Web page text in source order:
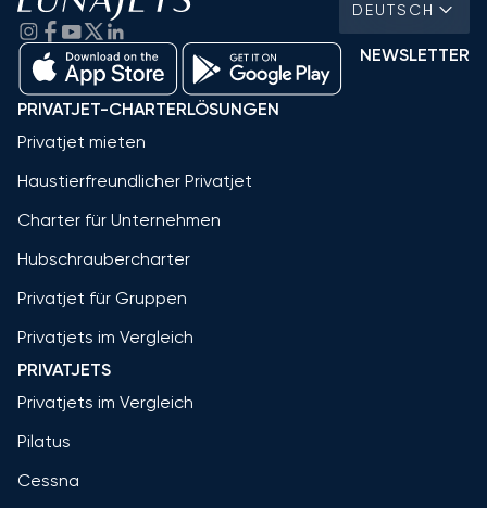
DEUTSCH
NEWSLETTER
PRIVATJET-CHARTERLÖSUNGEN
Privatjet mieten
Haustierfreundlicher Privatjet
Charter für Unternehmen
Hubschraubercharter
Privatjet für Gruppen
Privatjets im Vergleich
PRIVATJETS
Privatjets im Vergleich
Pilatus
Cessna